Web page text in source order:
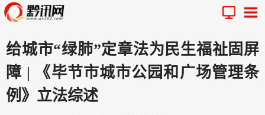
给城市“绿肺”定章法为民生福祉固屏
障 | 《毕节市城市公园和广场管理条
例》立法综述